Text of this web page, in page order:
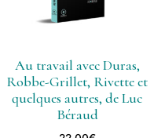
Au travail avec Duras,
Robbe-Grillet, Rivette et
quelques autres, de Luc
Béraud